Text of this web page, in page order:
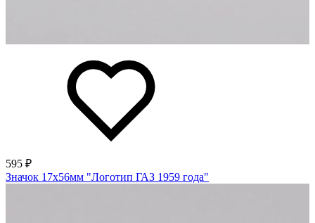
595 ₽
Значок 17х56мм "Логотип ГАЗ 1959 года"